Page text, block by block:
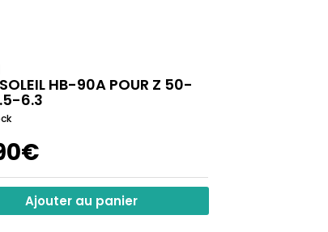
HB-90A POUR Z 50-
6.3
Ajouter au panier